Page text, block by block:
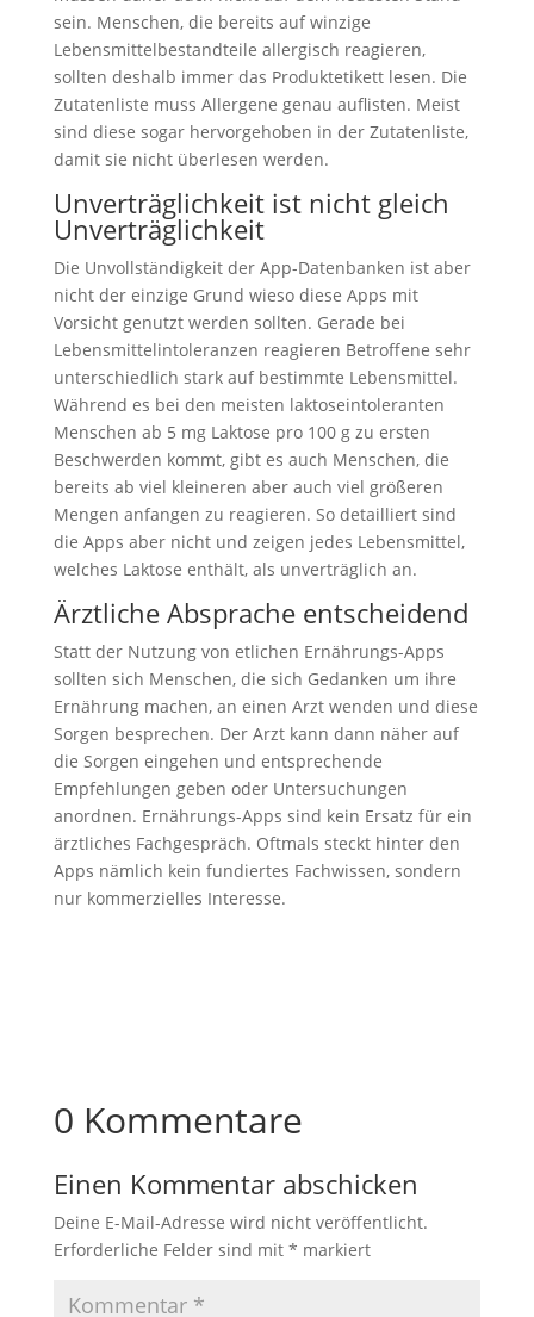
sein. Menschen, die bereits auf winzige
Lebensmittelbestandteile allergisch reagieren,
sollten deshalb immer das Produktetikett lesen. Die
Zutatenliste muss Allergene genau auflisten. Meist
sind diese sogar hervorgehoben in der Zutatenliste,
damit sie nicht überlesen werden.
Unverträglichkeit ist nicht gleich
Unverträglichkeit
Die Unvollständigkeit der App-Datenbanken ist aber
nicht der einzige Grund wieso diese Apps mit
Vorsicht genutzt werden sollten. Gerade bei
Lebensmittelintoleranzen reagieren Betroffene sehr
unterschiedlich stark auf bestimmte Lebensmittel.
Während es bei den meisten laktoseintoleranten
Menschen ab 5 mg Laktose pro 100 g zu ersten
Beschwerden kommt, gibt es auch Menschen, die
bereits ab viel kleineren aber auch viel größeren
Mengen anfangen zu reagieren. So detailliert sind
die Apps aber nicht und zeigen jedes Lebensmittel,
welches Laktose enthält, als unverträglich an.
Ärztliche Absprache entscheidend
Statt der Nutzung von etlichen Ernährungs-Apps
sollten sich Menschen, die sich Gedanken um ihre
Ernährung machen, an einen Arzt wenden und diese
Sorgen besprechen. Der Arzt kann dann näher auf
die Sorgen eingehen und entsprechende
Empfehlungen geben oder Untersuchungen
anordnen. Ernährungs-Apps sind kein Ersatz für ein
ärztliches Fachgespräch. Oftmals steckt hinter den
Apps nämlich kein fundiertes Fachwissen, sondern
nur kommerzielles Interesse.
0 Kommentare
Einen Kommentar abschicken
Deine E-Mail-Adresse wird nicht veröffentlicht.
Erforderliche Felder sind mit * markiert